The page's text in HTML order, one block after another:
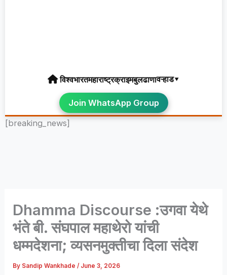
विश्वभारतमहाराष्ट्रक्राइमबुलढाणावऱ्हाड▾
Join WhatsApp Group
[breaking_news]
Dhamma Discourse :उगवा येथे
भंते बी. संघपाल महाथेरो यांची
धम्मदेशना; व्यसनमुक्तीचा दिला संदेश
By Sandip Wankhade/ June 3, 2026